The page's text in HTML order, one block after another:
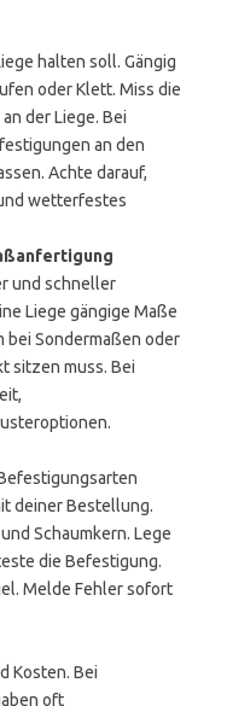
halten soll. Gängig
oder Klett. Miss die
der Liege. Bei
an den
Achte darauf,
wetterfestes
und schneller
Liege gängige Maße
bei Sondermaßen oder
sitzen muss. Bei
deiner Bestellung.
Schaumkern. Lege
die Befestigung.
Melde Fehler sofort
Kosten. Bei
oft